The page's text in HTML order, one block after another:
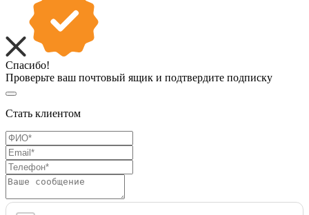
Спасибо!
Проверьте ваш почтовый ящик и подтвердите подписку
Стать клиентом